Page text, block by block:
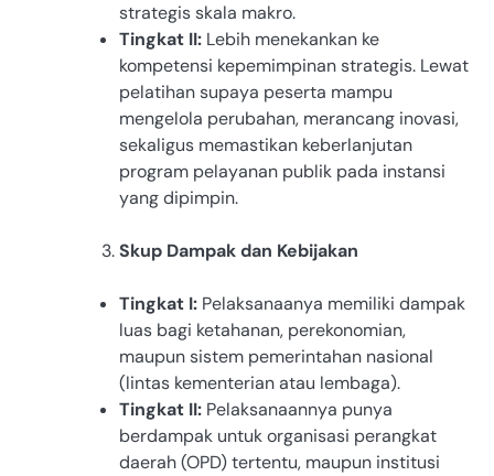
strategis skala makro.
Tingkat II: Lebih menekankan ke
kompetensi kepemimpinan strategis. Lewat
pelatihan supaya peserta mampu
mengelola perubahan, merancang inovasi,
sekaligus memastikan keberlanjutan
program pelayanan publik pada instansi
yang dipimpin.
Skup Dampak dan Kebijakan
Tingkat I: Pelaksanaanya memiliki dampak
luas bagi ketahanan, perekonomian,
maupun sistem pemerintahan nasional
(lintas kementerian atau lembaga).
Tingkat II: Pelaksanaannya punya
berdampak untuk organisasi perangkat
daerah (OPD) tertentu, maupun institusi